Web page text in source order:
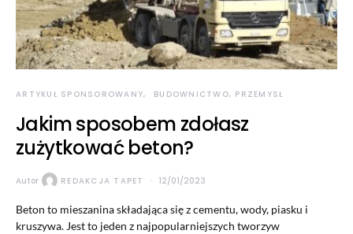
ARTYKUŁ SPONSOROWANY BUDOWNICTWO, PRZEMYSŁ
Jakim sposobem zdołasz
zużytkować beton?
Autor REDAKCJA TAPET 12/01/2023
Beton to mieszanina składająca się z cementu, wody, piasku i
kruszywa. Jest to jeden z najpopularniejszych tworzyw